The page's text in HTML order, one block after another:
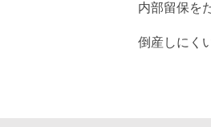
内部留保を
倒産しにく